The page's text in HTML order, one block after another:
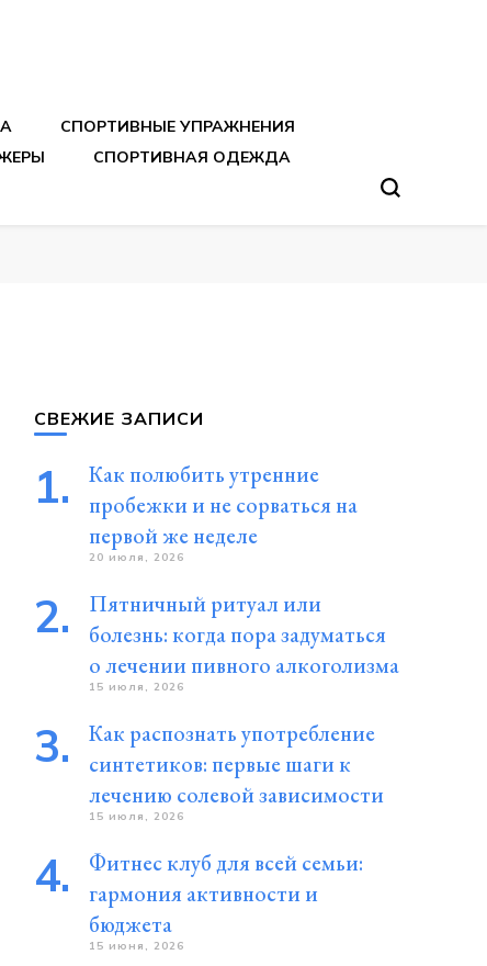
СПОРТИВНЫЕ УПРАЖНЕНИЯ
СПОРТИВНАЯ ОДЕЖДА
СВЕЖИЕ ЗАПИСИ
Как полюбить утренние
пробежки и не сорваться на
первой же неделе
20 июля, 2026
Пятничный ритуал или
болезнь: когда пора задуматься
о лечении пивного алкоголизма
15 июля, 2026
Как распознать употребление
синтетиков: первые шаги к
лечению солевой зависимости
15 июля, 2026
Фитнес клуб для всей семьи:
гармония активности и
бюджета
15 июня, 2026